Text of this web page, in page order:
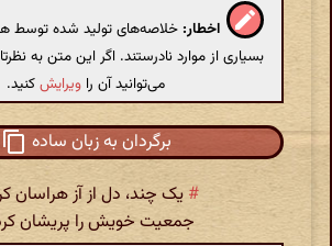
اخطار: خلاصه‌های تولید شده توسط
بسیاری از موارد نادرستند. اگر این متن به
می‌توانید آن را ویرایشکنید.
برگردان به زبان ساده
# یک چند، دل از آز هراسان
جمعیت خویش را پریشان